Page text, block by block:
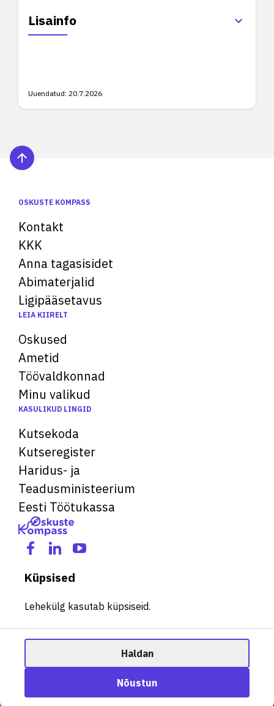
Lisainfo
Uuendatud: 20.7.2026
Ametisoovitaja
OSKUSTE KOMPASS
Kontakt
KKK
Anna tagasisidet
Abimaterjalid
Ligipääsetavus
LEIA KIIRELT
Oskused
Ametid
Töövaldkonnad
Minu valikud
KASULIKUD LINGID
Kutsekoda
Kutseregister
Haridus- ja
Teadusministeerium
Eesti Töötukassa
Küpsised
Lehekülg kasutab küpsiseid.
Haldan
Nõustun